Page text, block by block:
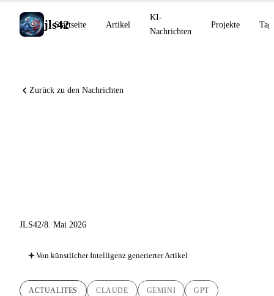
jls42
Startseite Artikel
KI-
Nachrichten
Projekte
Zurück zu den Nachrichten
JLS42/8. Mai 2026
Von künstlicher Intelligenz generierter Artikel
ACTUALITES CLAUDE GEMINI GPT